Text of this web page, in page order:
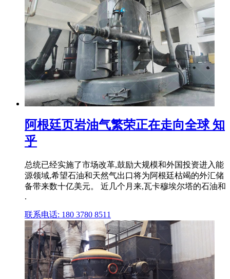
阿根廷页岩油气繁荣正在走向全球 知
乎
总统已经实施了市场改革,鼓励大规模和外国投资进入能
源领域,希望石油和天然气出口将为阿根廷枯竭的外汇储
备带来数十亿美元。 近几个月来,瓦卡穆埃尔塔的石油和
.
联系电话: 180 3780 8511